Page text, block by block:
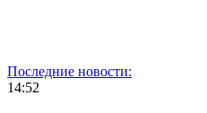
Последние новости:
14:52